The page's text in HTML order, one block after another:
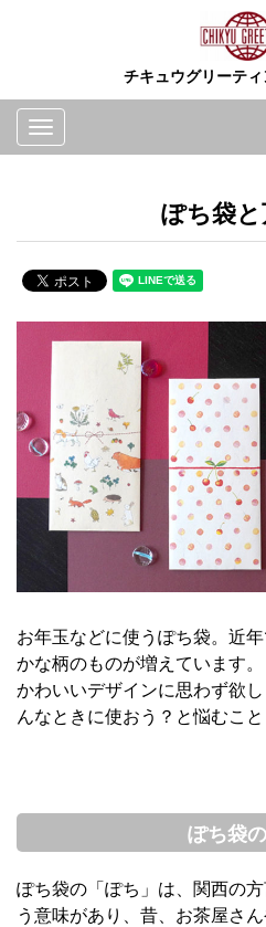
チキュウグリーテ
Toggle
navigation
ぽち袋
お年玉などに使うぽち袋。近
かな柄のものが増えています。
かわいいデザインに思わず欲
んなときに使おう？と悩むこと
ぽち袋
ぽち袋の「ぽち」は、関西の
う意味があり、昔、お茶屋さ